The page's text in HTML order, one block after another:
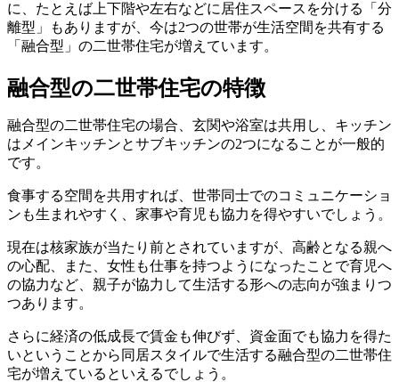
に、たとえば上下階や左右などに居住スペースを分ける「分
離型」もありますが、今は2つの世帯が生活空間を共有する
「融合型」の二世帯住宅が増えています。
融合型の二世帯住宅の特徴
融合型の二世帯住宅の場合、玄関や浴室は共用し、キッチン
はメインキッチンとサブキッチンの2つになることが一般的
です。
食事する空間を共用すれば、世帯同士でのコミュニケーショ
ンも生まれやすく、家事や育児も協力を得やすいでしょう。
現在は核家族が当たり前とされていますが、高齢となる親へ
の心配、また、女性も仕事を持つようになったことで育児へ
の協力など、親子が協力して生活する形への志向が強まりつ
つあります。
さらに経済の低成長で賃金も伸びず、資金面でも協力を得た
いということから同居スタイルで生活する融合型の二世帯住
宅が増えているといえるでしょう。